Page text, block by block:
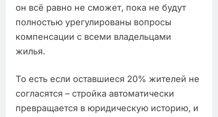
он всё равно не сможет, пока не будут
полностью урегулированы вопросы
компенсации с всеми владельцами
жилья.
То есть если оставшиеся 20% жителей не
согласятся – стройка автоматически
превращается в юридическую историю, и